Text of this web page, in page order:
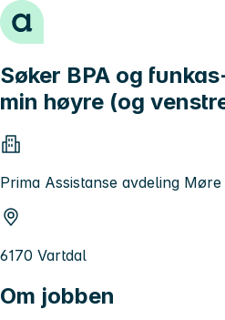
Hopp til innhold
Søker BPA og
min høyre (og
Prima Assistanse avdeling
6170 Vartdal
Om jobben